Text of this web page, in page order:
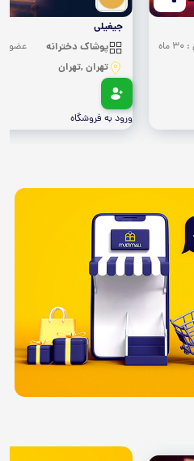
جیغیلی
پوشاک دخترانه
تهران ,تهران
عضو
ورود به فروشگاه